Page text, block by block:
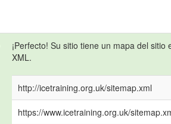
¡Perfecto! Su sitio tiene un mapa del sitio
XML.
http://icetraining.org.uk/sitemap.xml
https://www.icetraining.org.uk/